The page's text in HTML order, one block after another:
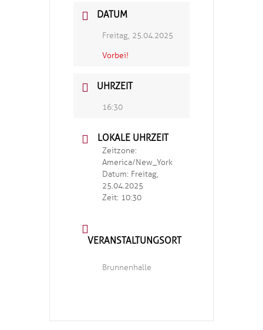
DATUM
Freitag, 25.04.2025
Vorbei!
UHRZEIT
16:30
LOKALE UHRZEIT
Zeitzone:
America/New_York
Datum: Freitag,
25.04.2025
Zeit: 10:30
VERANSTALTUNGSORT
Brunnenhalle